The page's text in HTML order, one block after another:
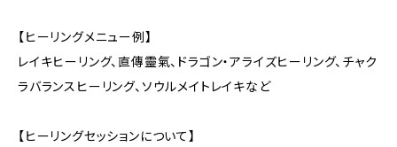
【ヒーリングメニュー例】
レイキヒーリング、直傳靈氣、ドラゴン・アライズヒーリング、チャク
ラバランスヒーリング、ソウルメイトレイキなど
【ヒーリングセッションについて】